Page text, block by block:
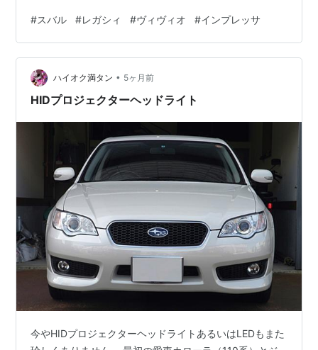
ちなみに「レガシィ＝legacy」とは遺産、遺物という意
味。唐突な方向転換等を行わず、地道にモデルチェンジ
を続け、独自の機構と利便性を進化させ続けたレガシィ
また、度々「レガシー」と表記されることもあるが、誤
記である。正式表記は「ー（長音記号）」ではなく小さ
な「ィ」（車検証などには「レガシィ」と表記されてお
り、スバルのサイトでも「レガシィ」となっている）。
検索の際は「レガシ」で検索すると、捕捉しやすい。
ちなみに平成になって一番最初に発売した車がレガシ
ィである。
実際、日産自動車に吸収合併されるところだったと
も言われる
体色は白。 まだ昭和でしたから、いや、平成かもしれま
せんが、時代ですからMTです。ジャバラ風のシフトブー
ツが当時ですらかっこ悪く見えました。 そもそも外見も
当時の子供心にもかっこ良いとは思いませんでした。た
だ、その前が日産サニーでしたから、ひどいとまでは思
#スバル #レガシィ #ヴィヴィオ #インプレッサ
ハイオク満タン • 5ヶ月前
HIDプロジェクターヘッドライト
今やHIDプロジェクターヘッドライトあるいはLEDもまた